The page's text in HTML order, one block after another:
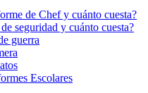
de Chef y cuánto cuesta?
seguridad y cuánto cuesta?
guerra
Escolares